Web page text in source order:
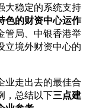
大稳定的系统支持
色的财资中心运作
管局、中银香港举
立境外财资中心的
业走出去的最佳合
，总结以下三点建